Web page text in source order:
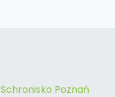
Schronisko Poznań